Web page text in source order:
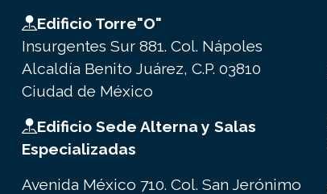
Edificio Torre"O"
Insurgentes Sur 881. Col. Nápoles
Alcaldía Benito Juárez, C.P. 03810
Ciudad de México
Edificio Sede Alterna y Salas
Especializadas
Avenida México 710. Col. San Jerónimo